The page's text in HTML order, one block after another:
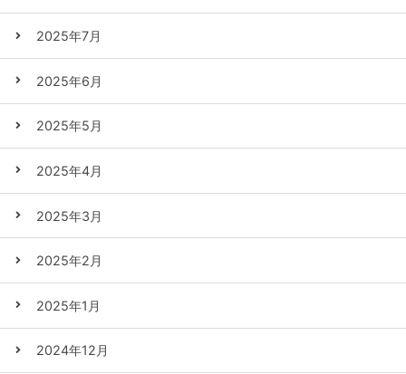
2025年7月
2025年6月
2025年5月
2025年4月
2025年3月
2025年2月
2025年1月
2024年12月